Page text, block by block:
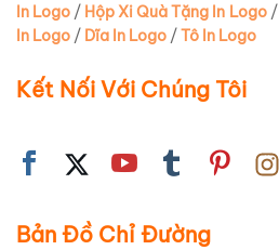
In Logo / Hộp Xi Quà Tặng In Logo/
In Logo / Dĩa In Logo /Tô In Logo
Kết Nối Với Chúng Tôi
Bản Đồ Chỉ Đường